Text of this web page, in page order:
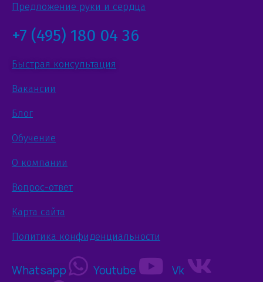
Предложение руки и сердца
+7 (495) 180 04 36
Быстрая консультация
Вакансии
Блог
Обучение
О компании
Вопрос-ответ
Карта сайта
Политика конфиденциальности
Whatsapp Youtube Vk